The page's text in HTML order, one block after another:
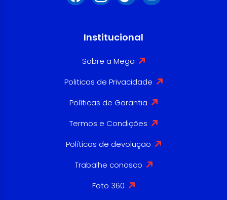
Institucional
Sobre a Mega
Politicas de Privacidade
Políticas de Garantia
Termos e Condições
Políticas de devolução
Trabalhe conosco
Foto 360